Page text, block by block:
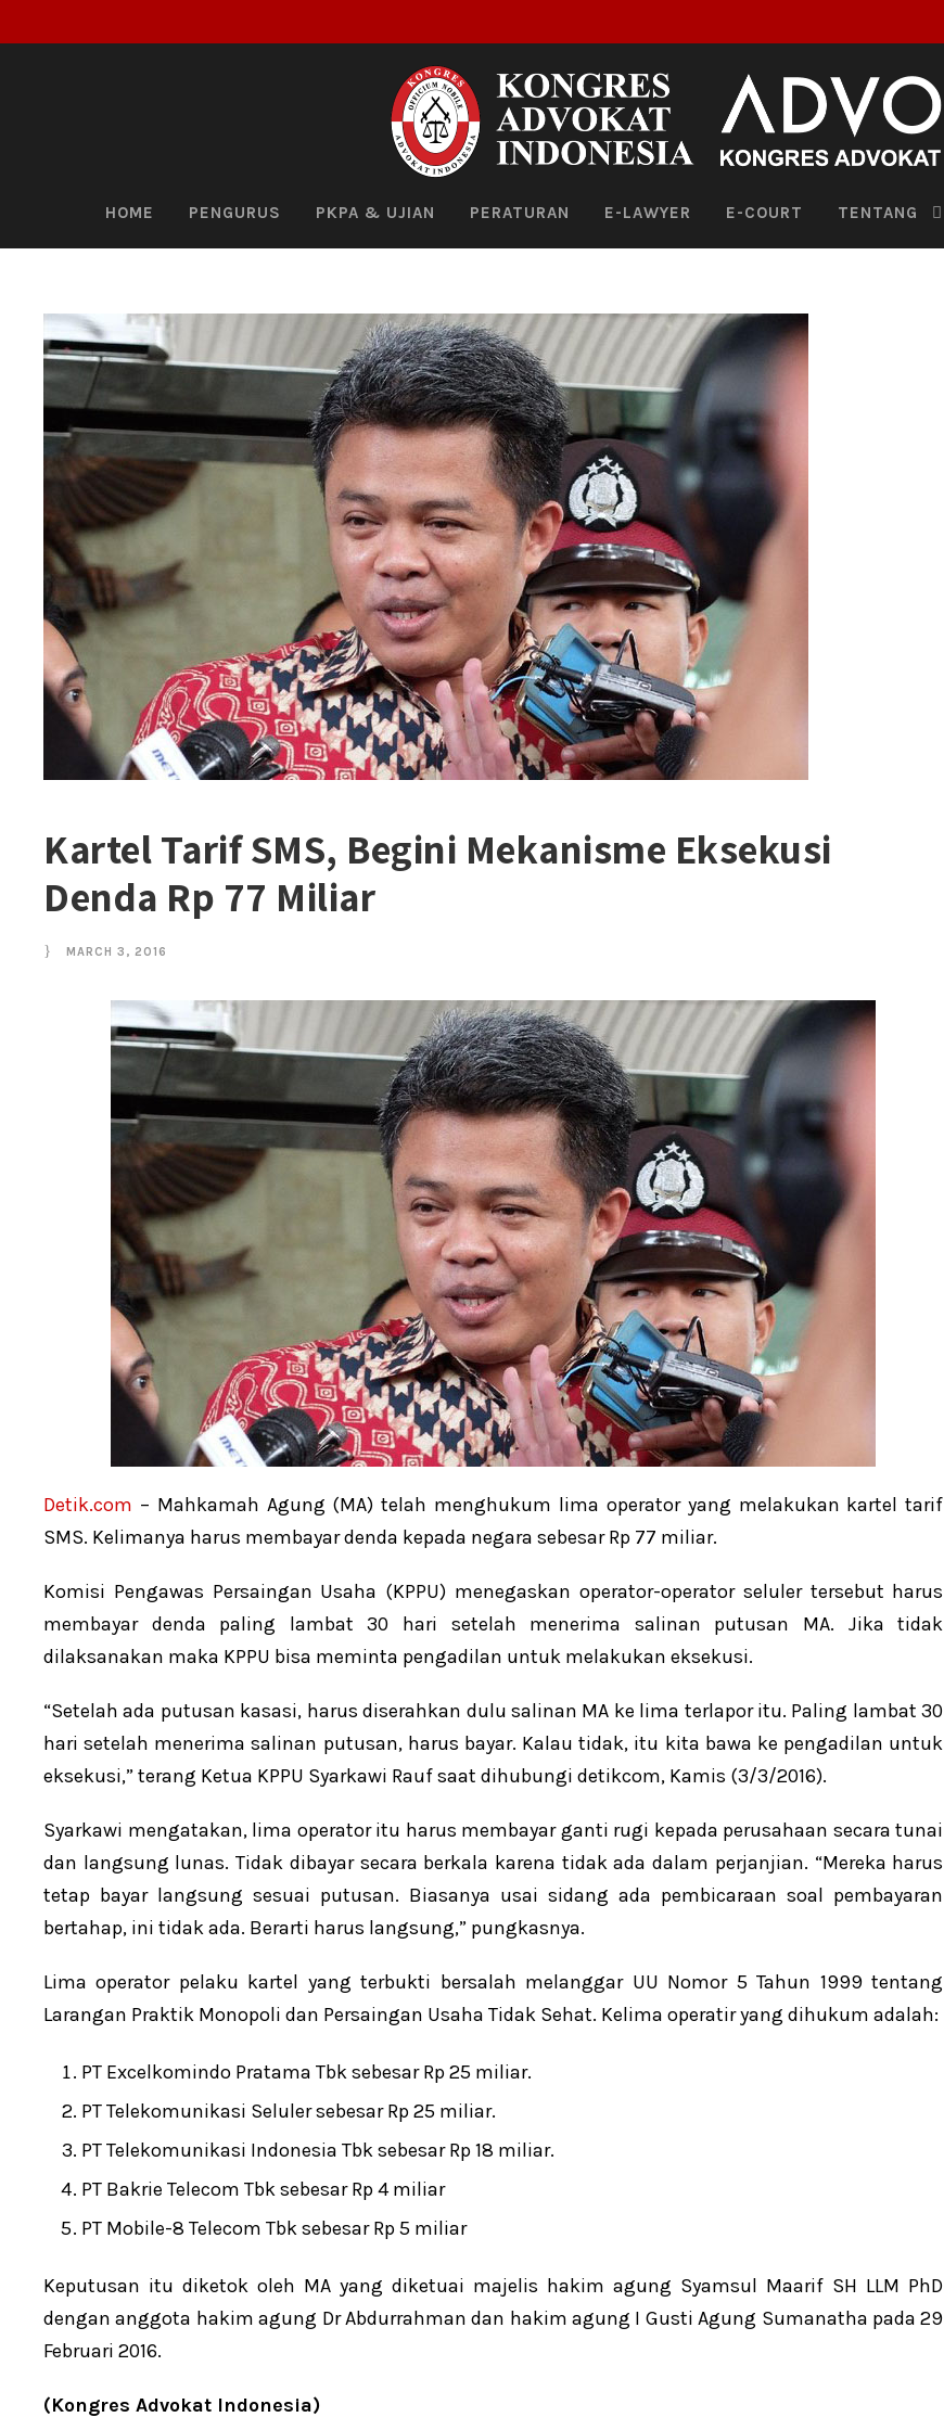
HOME PENGURUS PKPA & UJIAN PERATURAN E-LAWYER E-COURT TENTANG
Kartel Tarif SMS, Begini Mekanisme Eksekusi
Denda Rp 77 Miliar
MARCH 3, 2016
Detik.com – Mahkamah Agung (MA) telah menghukum lima operator yang melakukan kartel tarif
SMS. Kelimanya harus membayar denda kepada negara sebesar Rp 77 miliar.
Komisi Pengawas Persaingan Usaha (KPPU) menegaskan operator-operator seluler tersebut harus
membayar denda paling lambat 30 hari setelah menerima salinan putusan MA. Jika tidak
dilaksanakan maka KPPU bisa meminta pengadilan untuk melakukan eksekusi.
“Setelah ada putusan kasasi, harus diserahkan dulu salinan MA ke lima terlapor itu. Paling lambat 30
hari setelah menerima salinan putusan, harus bayar. Kalau tidak, itu kita bawa ke pengadilan untuk
eksekusi,” terang Ketua KPPU Syarkawi Rauf saat dihubungi detikcom, Kamis (3/3/2016).
Syarkawi mengatakan, lima operator itu harus membayar ganti rugi kepada perusahaan secara tunai
dan langsung lunas. Tidak dibayar secara berkala karena tidak ada dalam perjanjian. “Mereka harus
tetap bayar langsung sesuai putusan. Biasanya usai sidang ada pembicaraan soal pembayaran
bertahap, ini tidak ada. Berarti harus langsung,” pungkasnya.
Lima operator pelaku kartel yang terbukti bersalah melanggar UU Nomor 5 Tahun 1999 tentang
Larangan Praktik Monopoli dan Persaingan Usaha Tidak Sehat. Kelima operatir yang dihukum adalah:
PT Excelkomindo Pratama Tbk sebesar Rp 25 miliar.
PT Telekomunikasi Seluler sebesar Rp 25 miliar.
PT Telekomunikasi Indonesia Tbk sebesar Rp 18 miliar.
PT Bakrie Telecom Tbk sebesar Rp 4 miliar
PT Mobile-8 Telecom Tbk sebesar Rp 5 miliar
Keputusan itu diketok oleh MA yang diketuai majelis hakim agung Syamsul Maarif SH LLM PhD
dengan anggota hakim agung Dr Abdurrahman dan hakim agung I Gusti Agung Sumanatha pada 29
Februari 2016.
(Kongres Advokat Indonesia)